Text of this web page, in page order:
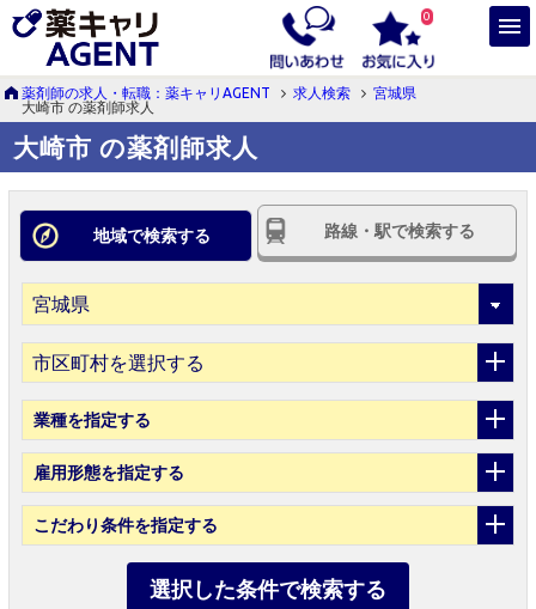
0
薬剤師の求人・転職：薬キャリAGENT 求人検索
宮城県
大崎市 の薬剤師求人
大崎市 の薬剤師求人
地域で検索する 路線・駅で検索する
市区町村を選択する
業種を指定する
雇用形態を指定する
こだわり条件を指定する
選択した条件で検索する